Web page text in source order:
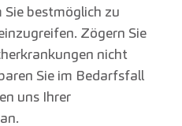
bestmöglich zu
Zögern Sie
nicht
Sie im Bedarfsfall
uns Ihrer